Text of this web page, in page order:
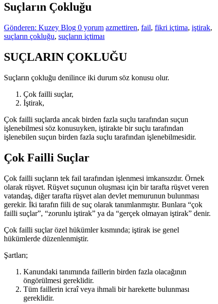
Suçların Çokluğu
Gönderen: Kuzey Blog 0 yorum azmettiren, fail, fikri içtima, iştirak,
suçların çokluğu, suçların içtimaı
SUÇLARIN ÇOKLUĞU
Suçların çokluğu denilince iki durum söz konusu olur.
Çok failli suçlar,
İştirak,
Çok failli suçlarda ancak birden fazla suçlu tarafından suçun
işlenebilmesi söz konusuyken, iştirakte bir suçlu tarafından
işlenebilen suçun birden fazla suçlu tarafından işlenebilmesidir.
Çok Failli Suçlar
Çok failli suçların tek fail tarafından işlenmesi imkansızdır. Örnek
olarak rüşvet. Rüşvet suçunun oluşması için bir tarafta rüşvet veren
vatandaş, diğer tarafta rüşvet alan devlet memurunun bulunması
gerekir. İki tarafın fiili de suç olarak tanımlanmıştır. Bunlara “çok
failli suçlar”, “zorunlu iştirak” ya da “gerçek olmayan iştirak” denir.
Çok failli suçlar özel hükümler kısmında; iştirak ise genel
hükümlerde düzenlenmiştir.
Şartları;
Kanundaki tanımında faillerin birden fazla olacağının
öngörülmesi gereklidir.
Tüm faillerin icraî veya ihmali bir harekette bulunması
gereklidir.